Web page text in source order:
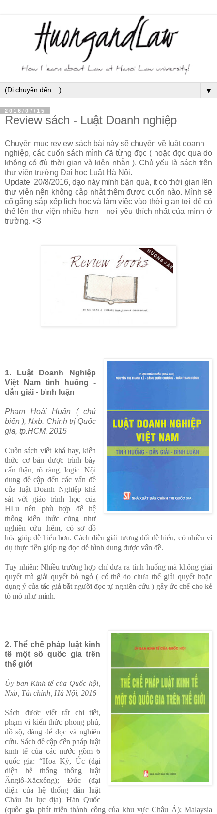
▼
2016/07/15
Review sách - Luật Doanh nghiệp
Chuyên mục review sách bài này sẽ chuyên về luật doanh
nghiệp, các cuốn sách mình đã từng đọc ( hoặc đọc qua do
không có đủ thời gian và kiên nhẫn ). Chủ yếu là sách trên
thư viện trường Đại học Luật Hà Nội.
Update: 20/8/2016, dạo này mình bận quá, ít có thời gian lên
thư viện nên không cập nhật thêm được cuốn nào. Mình sẽ
cố gắng sắp xếp lịch học và làm việc vào thời gian tới để có
thể lên thư viện nhiều hơn - nơi yêu thích nhất của mình ở
trường. <3
1. Luật Doanh Nghiệp
Việt Nam tình huống -
dẫn giải - bình luận
Phạm Hoài Huấn ( chủ
biên ), Nxb. Chính trị Quốc
gia, tp.HCM, 2015
Cuốn sách viết khá hay, kiến
thức cơ bản được trình bày
cẩn thận, rõ ràng, logic. Nội
dung đề cập đến các vấn đề
của luật Doanh Nghiệp khá
sát với giáo trình học của
HLu nên phù hợp để hệ
thống kiến thức cũng như
nghiên cứu thêm, có sơ đồ
hóa giúp dễ hiểu hơn. Cách diễn giải tương đối dễ hiểu, có nhiều ví
dụ thực tiễn giúp ng đọc dễ hình dung được vấn đề.
Tuy nhiên: Nhiều trường hợp chỉ đưa ra tình huống mà không giải
quyết mà giải quyết bỏ ngỏ ( có thể do chưa thể giải quyết hoặc
dụng ý của tác giả bắt người đọc tự nghiên cứu ) gây ức chế cho kẻ
tò mò như mình.
2. Thể chế pháp luật kinh
tế một số quốc gia trên
thế giới
Ủy ban Kinh tế của Quốc hội,
Nxb, Tài chính, Hà Nội, 2016
Sách được viết rất chi tiết,
phạm vi kiến thức phong phú,
đồ sộ, đáng để đọc và nghiên
cứu. Sách đề cập đến pháp luật
kinh tế của các nước gồm 6
quốc gia: “Hoa Kỳ, Úc (đại
diện hệ thống thông luật
Ănglô-Xắcxông); Đức (đại
diện của hệ thống dân luật
Châu âu lục địa); Hàn Quốc
(quốc gia phát triển thành công của khu vực Châu Á); Malaysia